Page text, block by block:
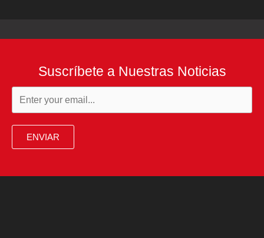
Suscríbete a Nuestras Noticias
ENVIAR